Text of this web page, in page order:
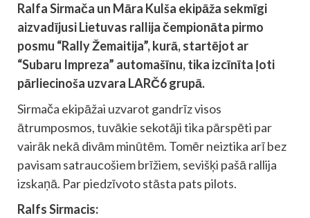
Ralfa Sirmača un Māra Kulša ekipāža sekmīgi
aizvadījusi Lietuvas rallija čempionāta pirmo
posmu “Rally Žemaitija”, kurā, startējot ar
“Subaru Impreza” automašīnu, tika izcīnīta ļoti
pārliecinoša uzvara LARČ6 grupā.
Sirmača ekipāžai uzvarot gandrīz visos
ātrumposmos, tuvākie sekotāji tika pārspēti par
vairāk nekā divām minūtēm. Tomēr neiztika arī bez
pavisam satraucošiem brīžiem, sevišķi pašā rallija
izskaņā. Par piedzīvoto stāsta pats pilots.
Ralfs Sirmacis: